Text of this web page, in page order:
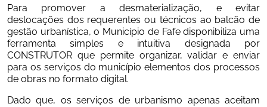
Para promover a desmaterialização, e evitar
deslocações dos requerentes ou técnicos ao balcão de
gestão urbanística, o Município de Fafe disponibiliza uma
ferramenta simples e intuitiva designada por
CONSTRUTOR que permite organizar, validar e enviar
para os serviços do município elementos dos processos
de obras no formato digital.
Dado que, os serviços de urbanismo apenas aceitam